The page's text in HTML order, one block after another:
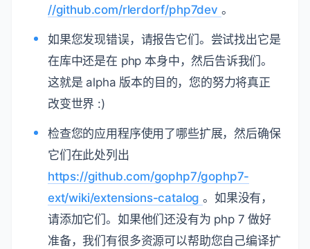
//github.com/rlerdorf/php7dev 。
如果您发现错误，请报告它们。尝试找出它是
在库中还是在 php 本身中，然后告诉我们。
这就是 alpha 版本的目的，您的努力将真正
改变世界 :)
检查您的应用程序使用了哪些扩展，然后确保
它们在此处列出
https://github.com/gophp7/gophp7-
ext/wiki/extensions-catalog。如果没有，
请添加它们。如果他们还没有为 php 7 做好
准备，我们有很多资源可以帮助您自己编译扩